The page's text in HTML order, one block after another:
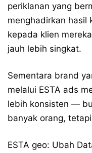
periklanan yang
menghadirkan hasil
kepada klien
jauh lebih singkat.
Sementara brand
melalui ESTA ads
lebih konsisten —
banyak orang,
ESTA geo: Ubah